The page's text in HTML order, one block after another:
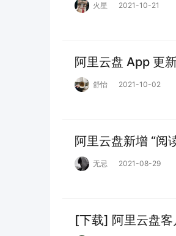
火星 2021-10-21
阿里云盘 App 更
舒怡 2021-10-02
阿里云盘新增 “阅
无忌 2021-08-29
[下载] 阿里云盘